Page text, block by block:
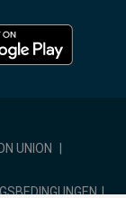
UNION |
|